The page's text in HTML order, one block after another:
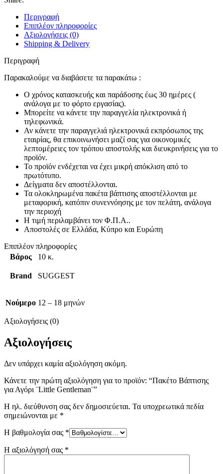
Περιγραφή
Επιπλέον πληροφορίες
Αξιολογήσεις (0)
Shipping & Delivery
Περιγραφή
Παρακαλούμε να διαβάσετε τα παρακάτω :
Ο χρόνος κατασκευής και παράδοσης έως 30 ημέρες (
ανάλογα με το φόρτο εργασίας).
Μπορείτε να κάνετε την παραγγελία ηλεκτρονικά ή
τηλεφωνικά.
Αν κάνετε την παραγγελιά ηλεκτρονικά εκπρόσωπος της
εταιρίας, θα επικοινωνήσει μαζί σας για οικονομικές
λεπτομέρειες τον τρόπου αποστολής και διευκρινήσεις για το
προϊόν.
Το προϊόν ενδέχεται να έχει μικρή απόκλιση από το
πρωτότυπο.
Δείγματα δεν αποστέλλονται.
Τα ολοκληρωμένα πακέτα βάπτισης αποστέλλονται με
μεταφορική, κατόπιν συνεννόησης με τον πελάτη, ανάλογα
την περιοχή
Η τιμή περιλαμβάνει τον Φ.Π.Α..
Αποστολές σε Ελλάδα, Κύπρο και Ευρώπη
Επιπλέον πληροφορίες
Βάρος
10 κ.
Brand SUGGEST
Νούμερο 12 – 18 μηνών
Αξιολογήσεις (0)
Αξιολογήσεις
Δεν υπάρχει καμία αξιολόγηση ακόμη.
Κάνετε την πρώτη αξιολόγηση για το προϊόν: “Πακέτο Βάπτισης
για Αγόρι ¨Little Gentleman¨”
Η ηλ. διεύθυνση σας δεν δημοσιεύεται. Τα υποχρεωτικά πεδία
σημειώνονται με *
Η βαθμολογία σας *
Η αξιολόγησή σας *